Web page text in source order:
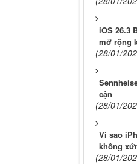
iOS 26.3
mở rộng
(28/01/
cận
(28/01/
Vì sao
không
(28/01/